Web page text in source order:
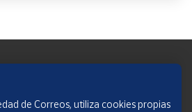
de Correos, utiliza cookies propias